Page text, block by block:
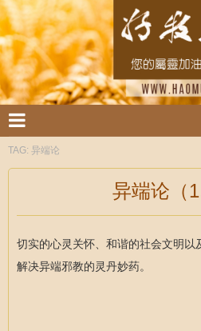
TAG: 异端论
异端论（
切实的心灵关怀、和谐的社会文明以
解决异端邪教的灵丹妙药。